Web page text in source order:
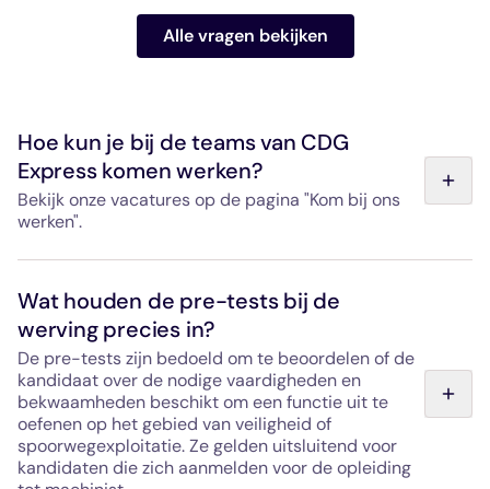
Alle vragen bekijken
Hoe kun je bij de teams van CDG
Express komen werken?
Bekijk onze vacatures op de pagina "Kom bij ons
werken".
personeel aan voor de start van de dienst, die gepland
staat voor maart 2027. De beschikbare vacatures
(bestuurder, onderhoud, receptie, toezicht) zijn te vinden
via de pagina "Kom bij ons werken" of door rechtstreeks
contact op te nemen met de HR-afdeling via het
contactformulier op de pagina "Neem contact met ons
op".
Wat houden de pre-tests bij de
werving precies in?
De pre-tests zijn bedoeld om te beoordelen of de
kandidaat over de nodige vaardigheden en
bekwaamheden beschikt om een functie uit te
oefenen op het gebied van veiligheid of
spoorwegexploitatie. Ze gelden uitsluitend voor
kandidaten die zich aanmelden voor de opleiding